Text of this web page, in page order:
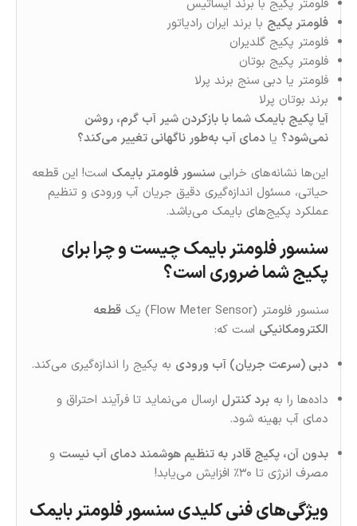
فلومتر پکیج با برند ایساتیس
فلومتر پکیج با برند ایران رادیاتور
فلومتر پکیج گلدیران
فلومتر پکیج بوتان
فلومتر یا دبی سنج برند پرلا
برند بوتان پرلا
آیا پکیج بایمک شما با بازکردن شیر آب گرم، روشن
نمی‌شود؟ یا دمای آب به‌طور ناگهانی تغییر می‌کند؟
این‌ها نشانه‌های خرابی سنسور فلومتر بایمک است! این قطعه
حیاتی، مسئول اندازه‌گیری دقیق جریان آب ورودی و تنظیم
عملکرد پکیج‌های بایمک می‌باشد.
سنسور فلومتر بایمک چیست و چرا برای
پکیج شما ضروری است؟
سنسور فلومتر (Flow Meter Sensor) یک
قطعه
الکترومکانیکی است که:
دبی (سرعت جریان) آب ورودی به پکیج را اندازه‌گیری می‌کند.
داده‌ها را به برد کنترل ارسال می‌نماید تا فرآیند احتراق و
دمای آب بهینه شود.
بدون آن، پکیج قادر به تنظیم هوشمند دمای آب نیست و
مصرف انرژی تا ۳۰٪ افزایش می‌یابد!
ویژگی‌های فنی کلیدی سنسور فلومتر بایمک